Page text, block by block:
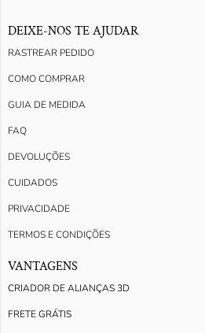
DEIXE-NOS TE AJUDAR
RASTREAR PEDIDO
COMO COMPRAR
GUIA DE MEDIDA
FAQ
DEVOLUÇÕES
CUIDADOS
PRIVACIDADE
TERMOS E CONDIÇÕES
VANTAGENS
CRIADOR DE ALIANÇAS 3D
FRETE GRÁTIS